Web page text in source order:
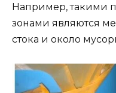
Например, такими
зонами являются
стока и около